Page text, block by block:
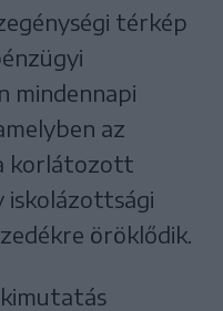
térkép
mindennapi
az
korlátozott
iskolázottsági
öröklődik.